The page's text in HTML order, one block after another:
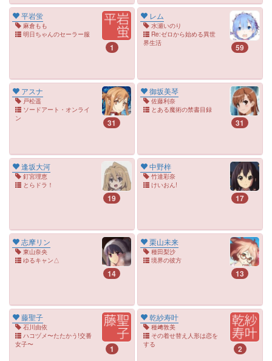
平岩蛍
麻倉もも
明日ちゃんのセーラー服
1
レム
水瀬いのり
Re:ゼロから始める異世
界生活
59
アスナ
戸松遥
ソードアート・オンライ
ン
31
御坂美琴
佐藤利奈
とある魔術の禁書目録
31
逢坂大河
釘宮理恵
とらドラ！
19
中野梓
竹達彩奈
けいおん!
17
志摩リン
東山奈央
ゆるキャン△
14
栗山未来
種田梨沙
境界の彼方
13
藤聖子
石川由依
ハコヅメ〜たたかう!交番
女子〜
1
乾紗寿叶
種﨑敦美
その着せ替え人形は恋を
する
2